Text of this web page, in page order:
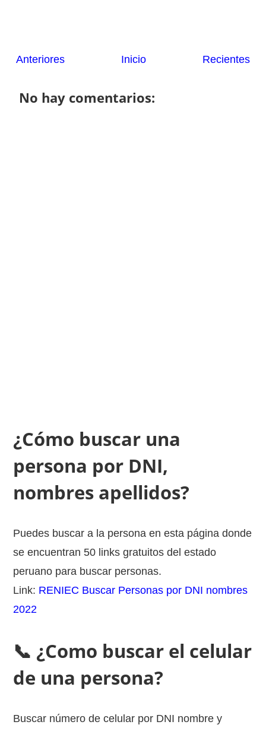
Recientes
Anteriores Inicio
No hay comentarios:
¿Cómo buscar una
persona por DNI,
nombres apellidos?
Puedes buscar a la persona en esta página donde
se encuentran 50 links gratuitos del estado
peruano para buscar personas.
Link: RENIEC Buscar Personas por DNI nombres
2022
📞 ¿Como buscar el celular
de una persona?
Buscar número de celular por DNI nombre y